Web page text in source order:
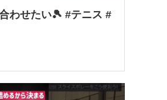
わせたい🎾 #テニス #